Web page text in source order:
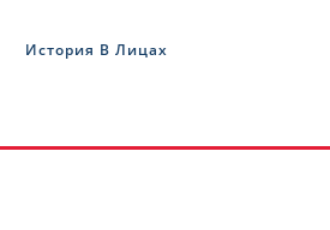
История В Лицах